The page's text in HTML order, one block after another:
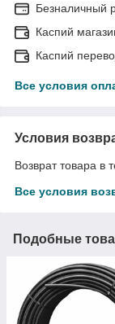
Безналичный
Каспий
Каспий
Все условия
Условия
Возврат товара в
Все условия
Подобные